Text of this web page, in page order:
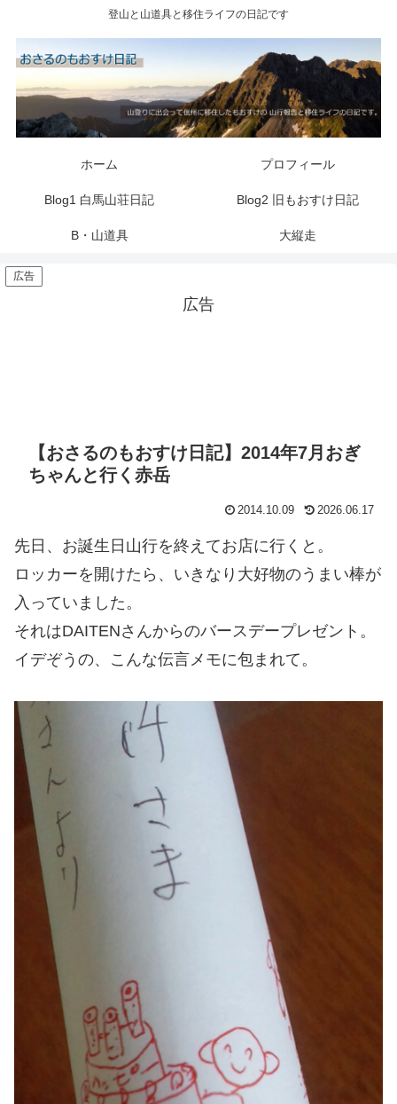
登山と山道具と移住ライフの日記です
ホーム プロフィール
Blog1 白馬山荘日記 Blog2 旧もおすけ日記
B・山道具 大縦走
広告
広告
【おさるのもおすけ日記】2014年7月おぎ
ちゃんと行く赤岳
2014.10.09 2026.06.17
先日、お誕生日山行を終えてお店に行くと。
ロッカーを開けたら、いきなり大好物のうまい棒が
入っていました。
それはDAITENさんからのバースデープレゼント。
イデぞうの、こんな伝言メモに包まれて。